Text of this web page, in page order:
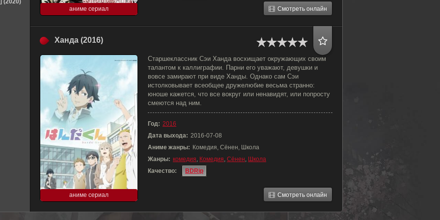
аниме сериал Смотреть онлайн
Ханда (2016)
аниме сериал
Старшеклассник Сэи Ханда восхищает окружающих своим
талантом к каллиграфии. Парни его уважают, девушки и
вовсе замирают при виде Ханды. Однако сам Сэи
истолковывает всеобщее дружелюбие весьма странно:
юноше кажется, что все вокруг или ненавидят, или попросту
смеются над ним.
Год: 2016
Дата выхода: 2016-07-08
Аниме жанры: Комедия, Сёнен, Школа
Жанры: комедия, Комедия, Сёнен, Школа
Качество:
BDRip
Смотреть онлайн